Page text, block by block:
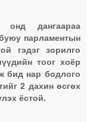
дангаараа
парламентын
гэдэг зорилго
тоог хоёр
бид нар бодлого
2 дахин өсгөх
ёстой.